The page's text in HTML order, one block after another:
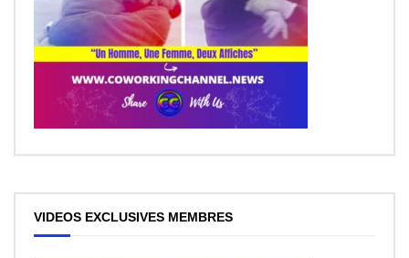
VIDEOS EXCLUSIVES MEMBRES